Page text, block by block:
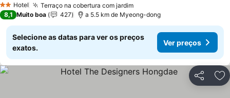
2 Estrelas
Hotel Terraço na cobertura com jardimVer preços
8,1 Muito boa 427 a 5.5 km de Myeong-dong
Selecione as datas para ver os preços
exatos.
Ver preços
Partilhar